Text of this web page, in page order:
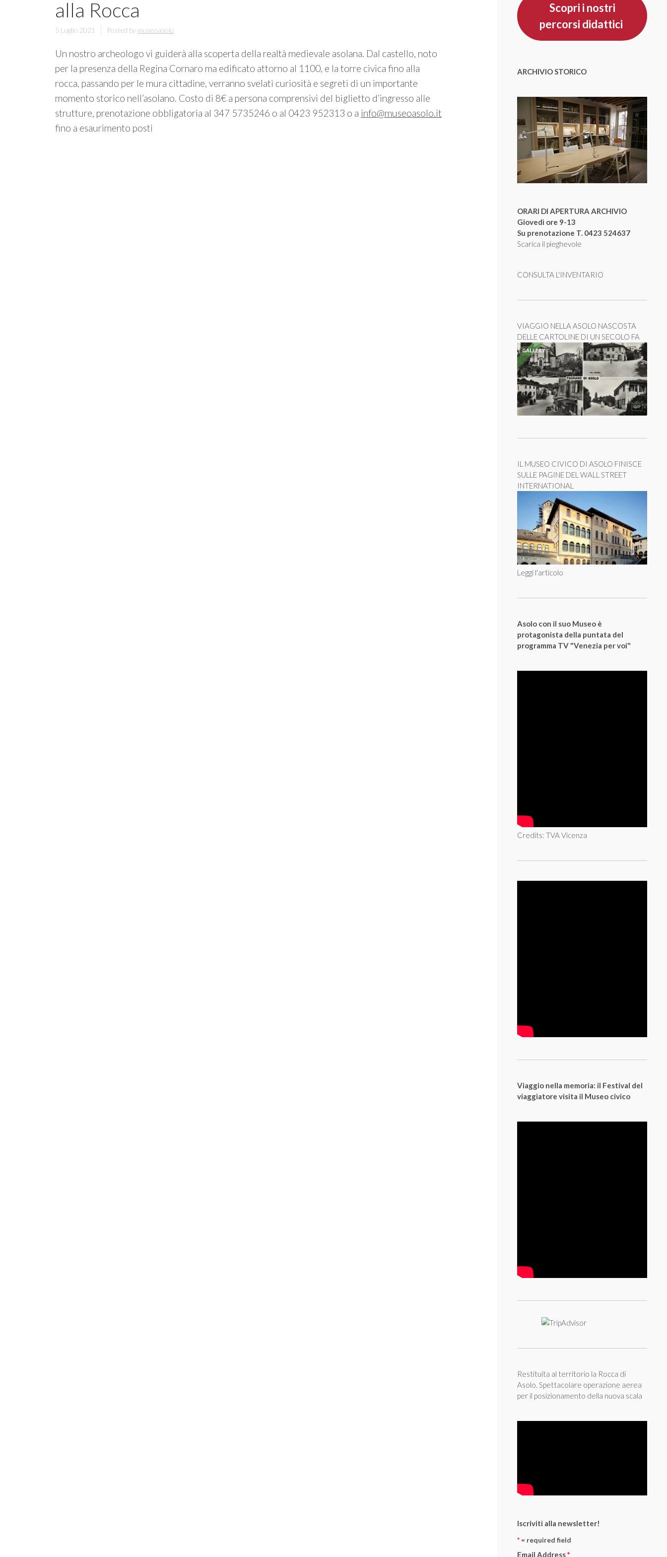
alla Rocca
5 Luglio 2021 Posted by museoasolo
Un nostro archeologo vi guiderà alla scoperta della realtà medievale asolana. Dal castello, noto
per la presenza della Regina Cornaro ma edificato attorno al 1100, e la torre civica fino alla
rocca, passando per le mura cittadine, verranno svelati curiosità e segreti di un importante
momento storico nell’asolano. Costo di 8€ a persona comprensivi del biglietto d’ingresso alle
strutture, prenotazione obbligatoria al 347 5735246 o al 0423 952313 o a info@museoasolo.it
fino a esaurimento posti
Scopri i nostri
percorsi didattici
ARCHIVIO STORICO
ORARI DI APERTURA ARCHIVIO
Giovedì ore 9-13
Su prenotazione T. 0423 524637
Scarica il pieghevole
CONSULTA L'INVENTARIO
VIAGGIO NELLA ASOLO NASCOSTA
DELLE CARTOLINE DI UN SECOLO FA
IL MUSEO CIVICO DI ASOLO FINISCE
SULLE PAGINE DEL WALL STREET
INTERNATIONAL
Leggi l'articolo
Asolo con il suo Museo è
protagonista della puntata del
programma TV "Venezia per voi"
Credits: TVA Vicenza
Viaggio nella memoria: il Festival del
viaggiatore visita il Museo civico
Restituita al territorio la Rocca di
Asolo. Spettacolare operazione aerea
per il posizionamento della nuova scala
Iscriviti alla newsletter!
* = required field
Email Address*